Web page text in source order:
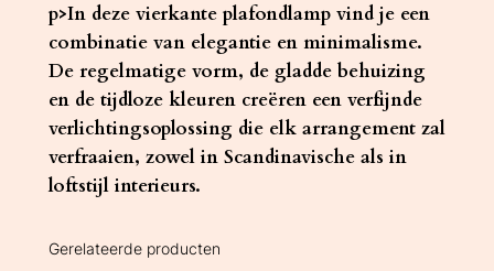
p>In deze vierkante plafondlamp vind je een
combinatie van elegantie en minimalisme.
De regelmatige vorm, de gladde behuizing
en de tijdloze kleuren creëren een verfijnde
verlichtingsoplossing die elk arrangement zal
verfraaien, zowel in Scandinavische als in
loftstijl interieurs.
Gerelateerde producten